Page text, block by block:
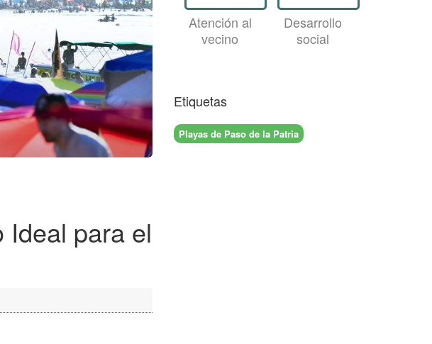
Ideal para el
Atención al
vecino
Desarrollo
social
Etiquetas
Playas de Paso de la Patria